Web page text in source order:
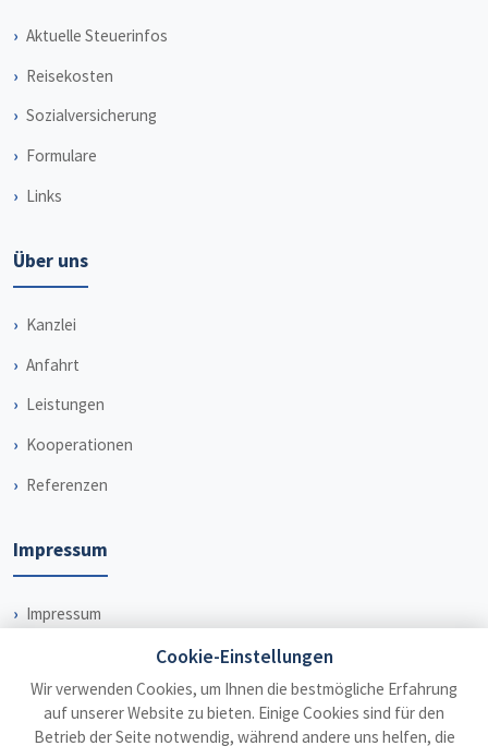
Aktuelle Steuerinfos
Reisekosten
Sozialversicherung
Formulare
Links
Über uns
Kanzlei
Anfahrt
Leistungen
Kooperationen
Referenzen
Impressum
Impressum
Haftungsausschluss
Cookie-Einstellungen
Wir verwenden Cookies, um Ihnen die bestmögliche Erfahrung
auf unserer Website zu bieten. Einige Cookies sind für den
Betrieb der Seite notwendig, während andere uns helfen, die